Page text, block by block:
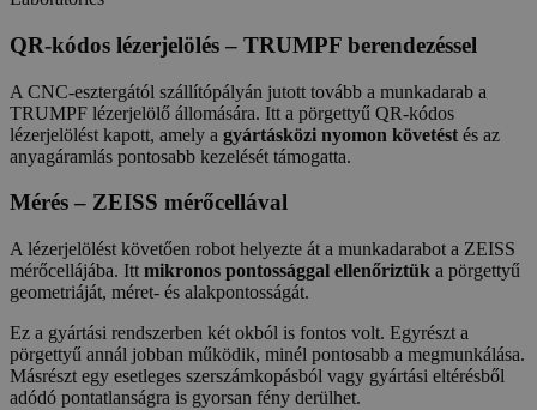
QR-kódos lézerjelölés – TRUMPF berendezéssel
A CNC-esztergától szállítópályán jutott tovább a munkadarab a
TRUMPF lézerjelölő állomására. Itt a pörgettyű QR-kódos
lézerjelölést kapott, amely a gyártásközi nyomon követést és az
anyagáramlás pontosabb kezelését támogatta.
Mérés – ZEISS mérőcellával
A lézerjelölést követően robot helyezte át a munkadarabot a ZEISS
mérőcellájába. Itt mikronos pontossággal ellenőriztük a pörgettyű
geometriáját, méret- és alakpontosságát.
Ez a gyártási rendszerben két okból is fontos volt. Egyrészt a
pörgettyű annál jobban működik, minél pontosabb a megmunkálása.
Másrészt egy esetleges szerszámkopásból vagy gyártási eltérésből
adódó pontatlanságra is gyorsan fény derülhet.